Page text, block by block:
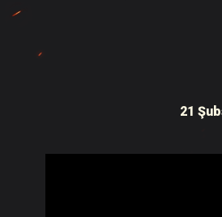
21